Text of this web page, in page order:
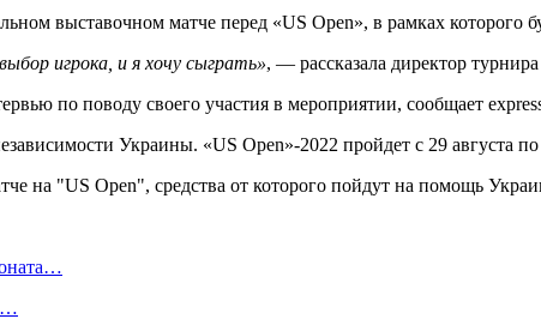
выставочном матче перед «US Open», в рамках которого
игрока, и я хочу сыграть», — рассказала директор
по поводу своего участия в мероприятии, сообщает
Украины. «US Open»-2022 пройдет с 29 августа по